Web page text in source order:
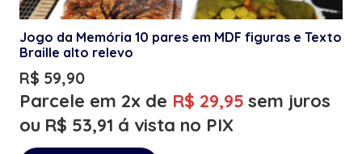
Jogo da Memória 10 pares em MDF figuras e Texto
Braille alto relevo
R$ 59,90
Parcele em 2x de R$ 29,95 sem juros
ou R$ 53,91 á vista no PIX